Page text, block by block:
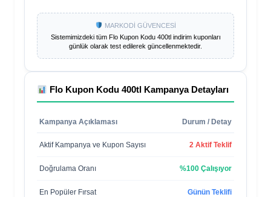
MARKODİ GÜVENCESİ
Sistemimizdeki tüm Flo Kupon Kodu 400tlindirim kuponları
günlük olarak test edilerek güncellenmektedir.
Flo Kupon Kodu 400tl Kampanya Detayları
Kampanya Açıklaması Durum / Detay
Aktif Kampanya ve Kupon Sayısı 2 Aktif Teklif
Doğrulama Oranı %100 Çalışıyor
En Popüler Fırsat Günün Teklifi